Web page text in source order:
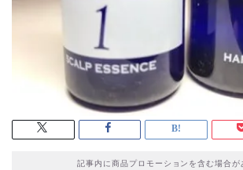
記事内に商品プロモーションを含む場合が